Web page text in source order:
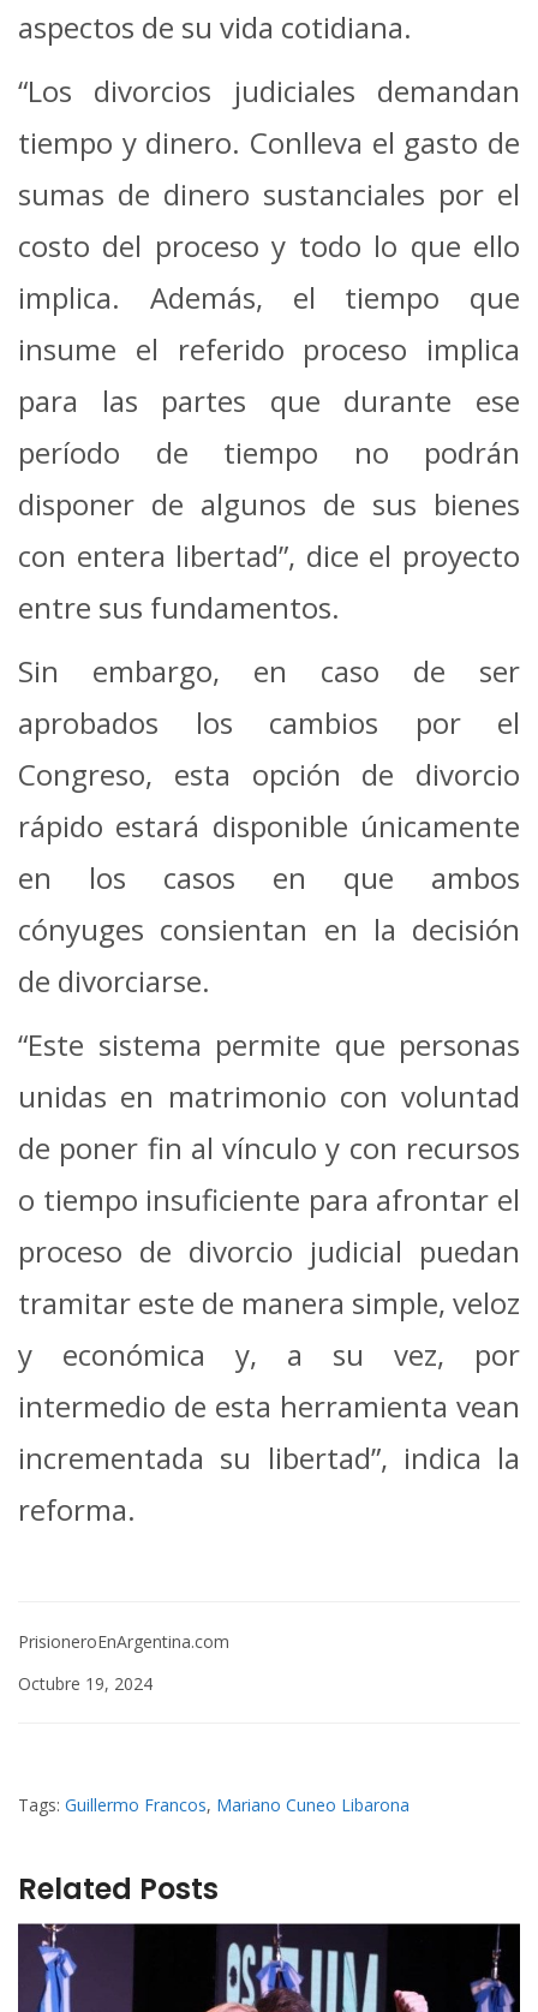
aspectos de su vida cotidiana.
“Los divorcios judiciales demandan
tiempo y dinero. Conlleva el gasto de
sumas de dinero sustanciales por el
costo del proceso y todo lo que ello
implica. Además, el tiempo que
insume el referido proceso implica
para las partes que durante ese
período de tiempo no podrán
disponer de algunos de sus bienes
con entera libertad”, dice el proyecto
entre sus fundamentos.
Sin embargo, en caso de ser
aprobados los cambios por el
Congreso, esta opción de divorcio
rápido estará disponible únicamente
en los casos en que ambos
cónyuges consientan en la decisión
de divorciarse.
“Este sistema permite que personas
unidas en matrimonio con voluntad
de poner fin al vínculo y con recursos
o tiempo insuficiente para afrontar el
proceso de divorcio judicial puedan
tramitar este de manera simple, veloz
y económica y, a su vez, por
intermedio de esta herramienta vean
incrementada su libertad”, indica la
reforma.
PrisioneroEnArgentina.com
Octubre 19, 2024
Tags: Guillermo Francos, Mariano Cuneo Libarona
Related Posts